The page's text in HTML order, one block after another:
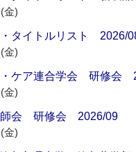
金)
タイトルリスト 2026/
金)
・ケア連合学会 研修会
金)
師会 研修会 2026/09
金)